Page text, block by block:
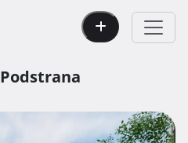
Podstrana